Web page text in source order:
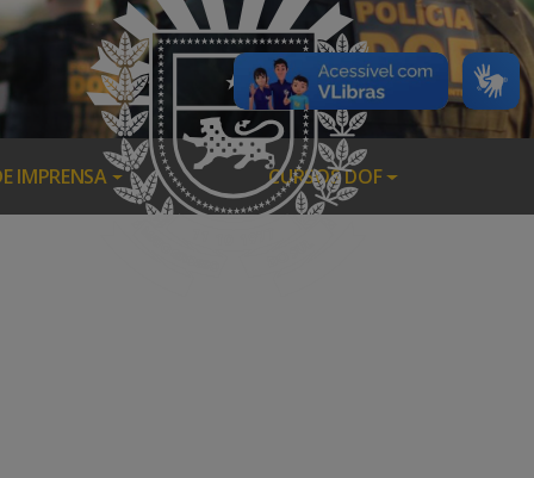
IMPRENSA CURSOS DOF